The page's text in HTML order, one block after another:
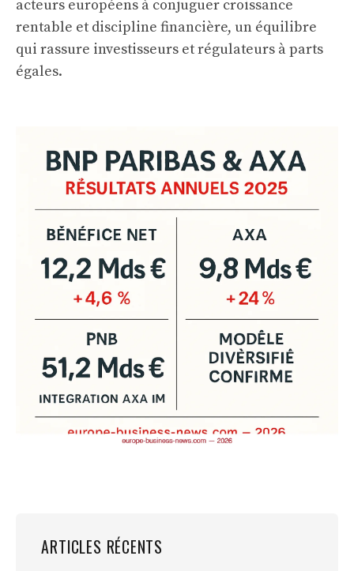
acteurs européens à conjuguer croissance
rentable et discipline financière, un équilibre
qui rassure investisseurs et régulateurs à parts
égales.
ARTICLES RÉCENTS